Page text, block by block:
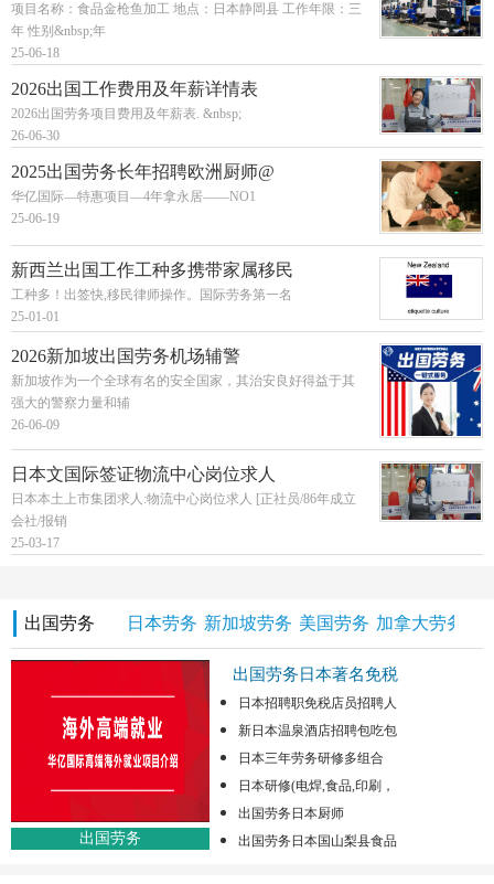
项目名称：食品金枪鱼加工 地点：日本静岡县 工作年限：三
年 性别&nbsp;年
25-06-18
2026出国工作费用及年薪详情表
2026出国劳务项目费用及年薪表. &nbsp;
26-06-30
2025出国劳务长年招聘欧洲厨师@
华亿国际—特惠项目—4年拿永居——NO1
25-06-19
新西兰出国工作工种多携带家属移民
工种多！出签快,移民律师操作。国际劳务第一名
25-01-01
2026新加坡出国劳务机场辅警
新加坡作为一个全球有名的安全国家，其治安良好得益于其
强大的警察力量和辅
26-06-09
日本文国际签证物流中心岗位求人
日本本土上市集团求人:物流中心岗位求人 [正社员/86年成立
会社/报销
25-03-17
出国劳务 日本劳务 新加坡劳务 美国劳务 加拿大劳务
出国劳务
出国劳务日本著名免税
日本招聘职免税店员招聘人
新日本温泉酒店招聘包吃包
日本三年劳务研修多组合
日本研修(电焊,食品,印刷，
出国劳务日本厨师
出国劳务日本国山梨县食品